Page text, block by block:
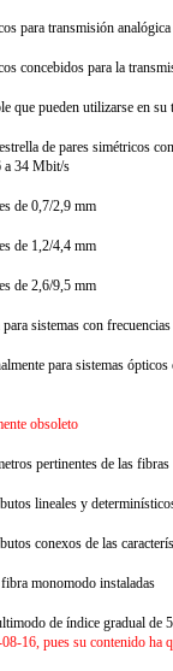
para transmisión
concebidos para la
que pueden utilizarse en
de pares simétricos
a 34 Mbit/s
de 0,7/2,9 mm
de 1,2/4,4 mm
de 2,6/9,5 mm
sistemas con
para sistemas
obsoleto
pertinentes de las
lineales y
conexos de las
monomodo instaladas
de índice gradual
16, pues su contenido ha